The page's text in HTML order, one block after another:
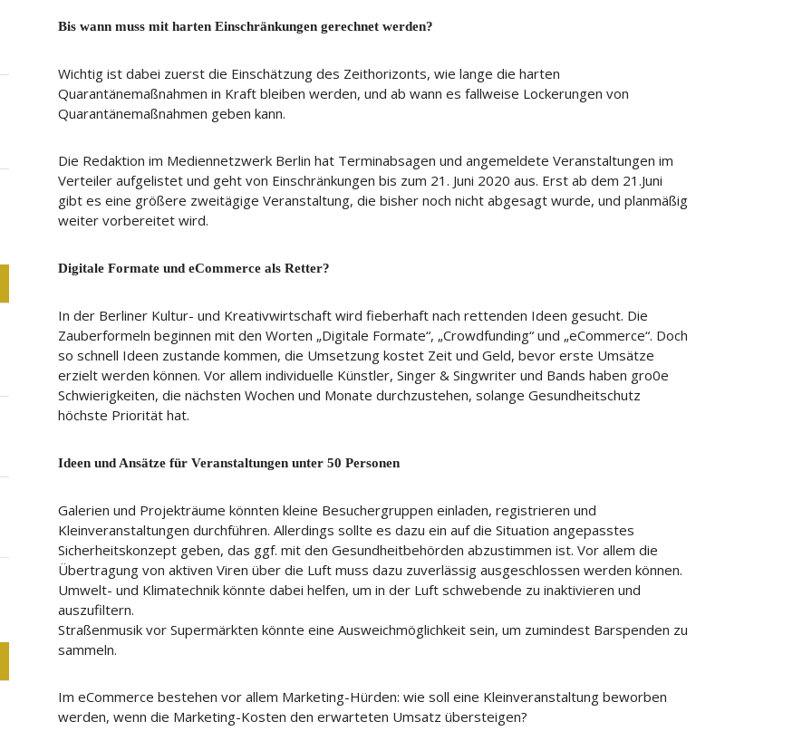
Bis wann muss mit harten Einschränkungen gerechnet werden?
Wichtig ist dabei zuerst die Einschätzung des Zeithorizonts, wie lange die harten
Quarantänemaßnahmen in Kraft bleiben werden, und ab wann es fallweise Lockerungen von
Quarantänemaßnahmen geben kann.
Die Redaktion im Mediennetzwerk Berlin hat Terminabsagen und angemeldete Veranstaltungen im
Verteiler aufgelistet und geht von Einschränkungen bis zum 21. Juni 2020 aus. Erst ab dem 21.Juni
gibt es eine größere zweitägige Veranstaltung, die bisher noch nicht abgesagt wurde, und planmäßig
weiter vorbereitet wird.
Digitale Formate und eCommerce als Retter?
In der Berliner Kultur- und Kreativwirtschaft wird fieberhaft nach rettenden Ideen gesucht. Die
Zauberformeln beginnen mit den Worten „Digitale Formate“, „Crowdfunding“ und „eCommerce“. Doch
so schnell Ideen zustande kommen, die Umsetzung kostet Zeit und Geld, bevor erste Umsätze
erzielt werden können. Vor allem individuelle Künstler, Singer & Singwriter und Bands haben gro0e
Schwierigkeiten, die nächsten Wochen und Monate durchzustehen, solange Gesundheitschutz
höchste Priorität hat.
Ideen und Ansätze für Veranstaltungen unter 50 Personen
Galerien und Projekträume könnten kleine Besuchergruppen einladen, registrieren und
Kleinveranstaltungen durchführen. Allerdings sollte es dazu ein auf die Situation angepasstes
Sicherheitskonzept geben, das ggf. mit den Gesundheitbehörden abzustimmen ist. Vor allem die
Übertragung von aktiven Viren über die Luft muss dazu zuverlässig ausgeschlossen werden können.
Umwelt- und Klimatechnik könnte dabei helfen, um in der Luft schwebende zu inaktivieren und
auszufiltern.
Straßenmusik vor Supermärkten könnte eine Ausweichmöglichkeit sein, um zumindest Barspenden zu
sammeln.
Im eCommerce bestehen vor allem Marketing-Hürden: wie soll eine Kleinveranstaltung beworben
werden, wenn die Marketing-Kosten den erwarteten Umsatz übersteigen?